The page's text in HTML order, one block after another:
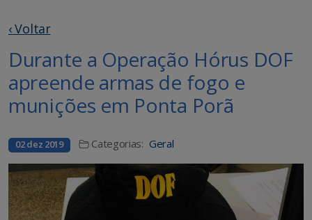
‹ Voltar
Durante a Operação Hórus DOF
apreende armas de fogo e
munições em Ponta Porã
02 dez 2019 Categorias: Geral